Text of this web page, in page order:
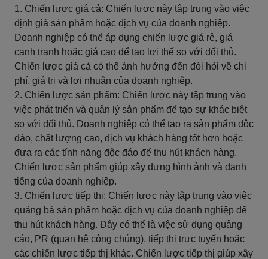
1. Chiến lược giá cả: Chiến lược này tập trung vào việc
định giá sản phẩm hoặc dịch vụ của doanh nghiệp.
Doanh nghiệp có thể áp dụng chiến lược giá rẻ, giá
cạnh tranh hoặc giá cao để tạo lợi thế so với đối thủ.
Chiến lược giá cả có thể ảnh hưởng đến đòi hỏi về chi
phí, giá trị và lợi nhuận của doanh nghiệp.
2. Chiến lược sản phẩm: Chiến lược này tập trung vào
việc phát triển và quản lý sản phẩm để tạo sự khác biệt
so với đối thủ. Doanh nghiệp có thể tạo ra sản phẩm độc
đáo, chất lượng cao, dịch vụ khách hàng tốt hơn hoặc
đưa ra các tính năng độc đáo để thu hút khách hàng.
Chiến lược sản phẩm giúp xây dựng hình ảnh và danh
tiếng của doanh nghiệp.
3. Chiến lược tiếp thị: Chiến lược này tập trung vào việc
quảng bá sản phẩm hoặc dịch vụ của doanh nghiệp để
thu hút khách hàng. Đây có thể là việc sử dụng quảng
cáo, PR (quan hệ công chúng), tiếp thị trực tuyến hoặc
các chiến lược tiếp thị khác. Chiến lược tiếp thị giúp xây